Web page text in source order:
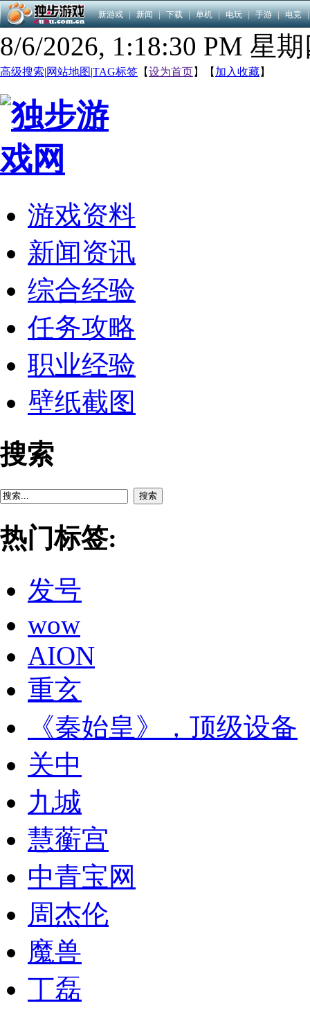
新游戏 | 新闻 | 下载 | 单机 | 电玩 | 手游 | 电竞 |
8/6/2026, 1:18:31 PM 星
高级搜索|网站地图|TAG标签 【设为首页】【 加入收藏】
游戏资料
新闻资讯
综合经验
任务攻略
职业经验
壁纸截图
搜索
搜索
热门标签:
发号
wow
AION
重玄
《秦始皇》，顶级设备
关中
九城
慧蘅宫
中青宝网
周杰伦
魔兽
丁磊